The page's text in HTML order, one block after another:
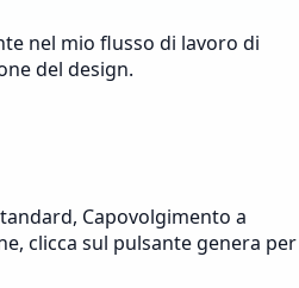
nel mio flusso di lavoro di
del design.
Capovolgimento a
clicca sul pulsante genera per